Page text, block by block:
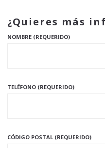
¿Quieres más
NOMBRE (REQUERIDO)
TELÉFONO (REQUERIDO)
CÓDIGO POSTAL (REQUERIDO)